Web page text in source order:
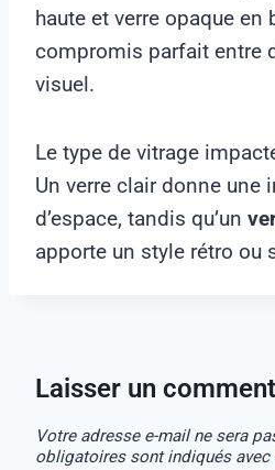
haute et verre opaque
compromis parfait entre
visuel.
Le type de vitrage
Un verre clair donne une
d’espace, tandis qu’un
apporte un style rétro ou
Laisser un
Votre adresse e-mail ne sera
obligatoires sont indiqués avec